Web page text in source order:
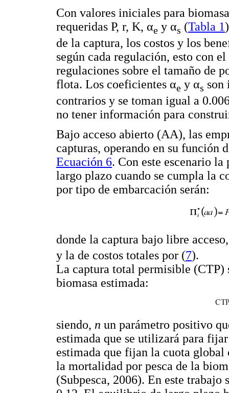
Con valores iniciales para
requeridas P, r, K, αe y αs (Tabla 1
de la captura, los costos y los
según cada regulación, esto con
regulaciones sobre el tamaño de
flota. Los coeficientes αe y αs son
contrarios y se toman igual a
no tener información para
Bajo acceso abierto (AA), las
capturas, operando en su función
Ecuación 6. Con este escenario
largo plazo cuando se cumpla la
por tipo de embarcación serán:
donde la captura bajo libre
y la de costos totales por (7).
La captura total permisible (CTP)
biomasa estimada:
siendo, n un parámetro positivo
estimada que se utilizará para
estimada que fijan la cuota global
la mortalidad por pesca de la
(Subpesca, 2006). En este